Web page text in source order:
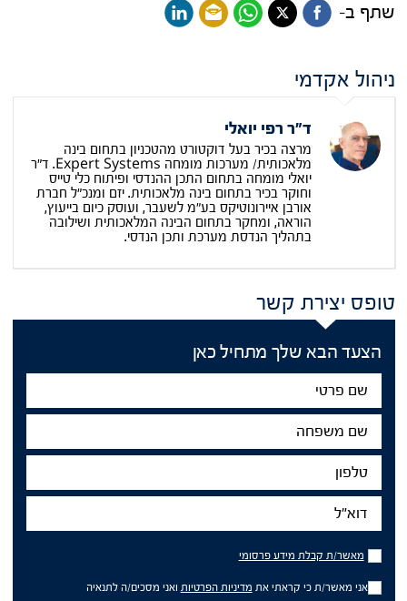
שתף ב-
ניהול אקדמי
ד"ר רפי יואלי
מרצה בכיר בעל דוקטורט מהטכניון בתחום בינה
מלאכותית/ מערכות מומחה Expert Systems. ד"ר
יואלי מומחה בתחום התכן ההנדסי ופיתוח כלי טייס
וחוקר בכיר בתחום בינה מלאכותית. יזם ומנכ"ל חברת
אורבן איירונוטיקס בע״מ לשעבר, ועוסק כיום בייעוץ,
הוראה, ומחקר בתחום הבינה המלאכותית ושילובה
בתהליך הנדסת מערכת ותכן הנדסי.
טופס יצירת קשר
הצעד הבא שלך מתחיל כאן
שם
פרטי
שם
משפחה
טלפון
דוא"ל
מאשר/ת
קבלת
פרסומי
מאשר/ת קבלת מידע פרסומי
אני מאשר/ת כי קראתי את מדיניות הפרטיות ואני מסכים/ה לתנאיה